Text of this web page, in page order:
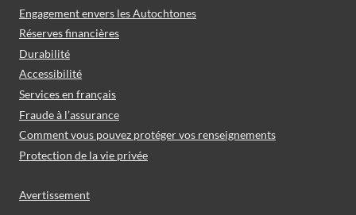
Engagement envers les Autochtones
Réserves financières
Durabilité
Accessibilité
Services en français
Fraude à l’assurance
Comment vous pouvez protéger vos renseignements
Protection de la vie privée
Avertissement